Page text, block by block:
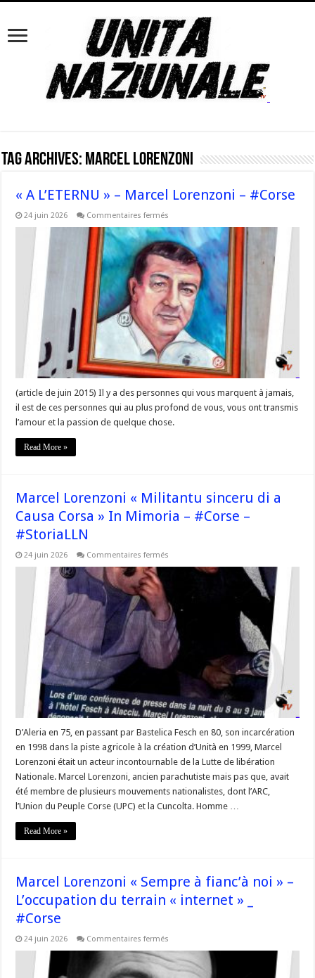
Tag Archives: Marcel Lorenzoni
« A L’ETERNU » – Marcel Lorenzoni – #Corse
24 juin 2026 Commentaires fermés
L’ETERNU »
–
Marcel
Lorenzoni
–
#Corse
(article de juin 2015) Il y a des personnes qui vous marquent à jamais,
il est de ces personnes qui au plus profond de vous, vous ont transmis
l’amour et la passion de quelque chose.
Read More »
Marcel Lorenzoni « Militantu sinceru di a
Causa Corsa » In Mimoria – #Corse –
#StoriaLLN
24 juin 2026 Commentaires fermés
Lorenzoni
di
a
Causa
Corsa »
In
Mimoria
–
#Corse
#StoriaLLN
D’Aleria en 75, en passant par Bastelica Fesch en 80, son incarcération
en 1998 dans la piste agricole à la création d’Unità en 1999, Marcel
Lorenzoni était un acteur incontournable de la Lutte de libération
Nationale. Marcel Lorenzoni, ancien parachutiste mais pas que, avait
été membre de plusieurs mouvements nationalistes, dont l’ARC,
l’Union du Peuple Corse (UPC) et la Cuncolta. Homme …
Read More »
Marcel Lorenzoni « Sempre à fianc’à noi » –
L’occupation du terrain « internet » _
#Corse
24 juin 2026 Commentaires fermés
« Sempre